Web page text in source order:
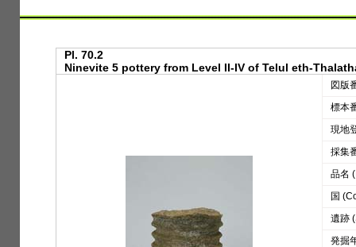
Pl. 70.2
Ninevite 5 pottery from Level II-IV of Telul eth-
図版
標本
現地
採集
品名
国
遺跡
発掘